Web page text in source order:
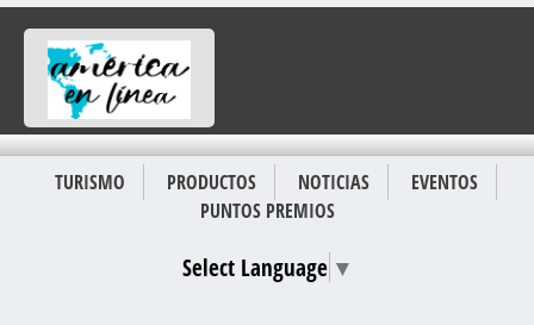
TURISMO PRODUCTOS NOTICIAS
EVENTOS
PUNTOS PREMIOS
Select Language ▼